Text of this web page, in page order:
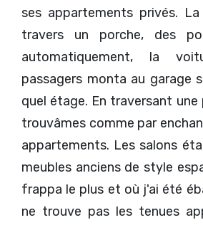
ses appartements privés.
travers un porche, des
automatiquement, la
passagers monta au garage
quel étage. En traversant
trouvâmes comme par
appartements. Les salons
meubles anciens de style
frappa le plus et où j'ai été
ne trouve pas les tenues